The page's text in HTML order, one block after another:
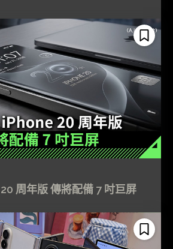
周年版 傳將配備 7 吋巨屏